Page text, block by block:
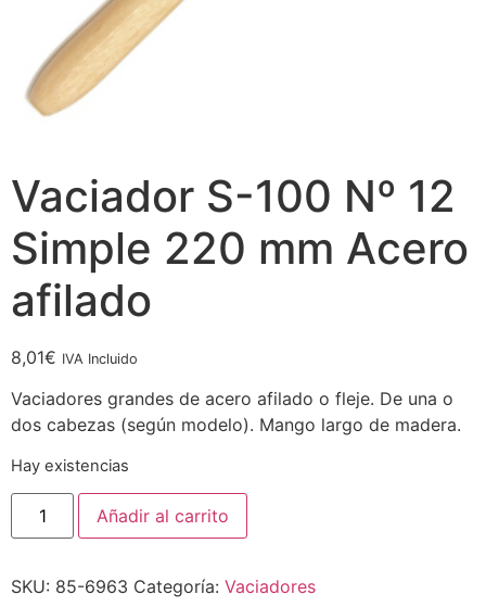
Vaciador S-100 Nº 12
Simple 220 mm Acero
afilado
8,01€ IVA Incluido
Vaciadores grandes de acero afilado o fleje. De una o
dos cabezas (según modelo). Mango largo de madera.
Hay existencias
Añadir al carrito
SKU: 85-6963 Categoría: Vaciadores